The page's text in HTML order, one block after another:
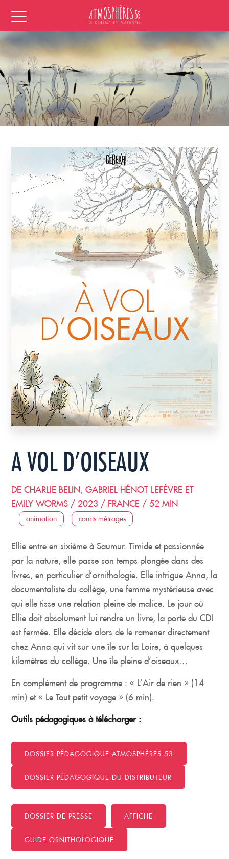
A VOL D’OISEAUX
DE CHARLIE BELIN, GABRIEL HÉNOT LEFÈVRE ET
EMILY WORMS / 2023 / FRANCE / 52 MIN
animation courts métrages
Ellie entre en sixième à Saumur. Timide et passionnée
par la nature, elle passe son temps plongée dans des
livres, en particulier d’ornithologie. Elle intrigue Anna, la
documentaliste du collège, une femme mystérieuse avec
qui elle tisse une relation pleine de malice. Le jour où
Ellie doit absolument lui rendre un livre, la porte du CDI
est fermée. Elle décide alors de le ramener directement
chez Anna qui vit sur une île sur la Loire, à quelques
kilomètres du collège. Une île pleine d’oiseaux…
En complément de programme : « L’Air de rien » (14
min) et « Le Tout petit voyage » (6 min).
Outils pédagogiques à télécharger :
DOSSIER PÉDAGOGIQUE ATMOSPHÈRES 53
DOSSIER PÉDAGOGIQUE DU DISTRIBUTEUR
DOSSIER DE PRESSE AFFICHE
GUIDE ORNITHOLOGIQUE